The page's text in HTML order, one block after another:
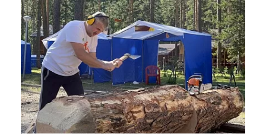
Что привезти (сувениры)
О регионе
Коллекция впечатлений
Другие рубрики